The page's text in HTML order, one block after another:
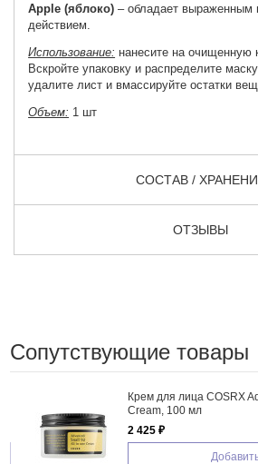
Apple (яблоко) – обладает выраженным
действием.
Использование: нанесите на очищенную
Вскройте упаковку и распределите
удалите лист и вмассируйте остатки
Объем: 1 шт
СОСТАВ /
ОТЗЫВЫ
Сопутствующие товары
Крем для лица COSRX
Cream, 100 мл
2 425 ₽
Добавить